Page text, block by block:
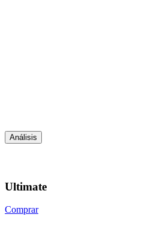
Análisis
Ultimate
Comprar